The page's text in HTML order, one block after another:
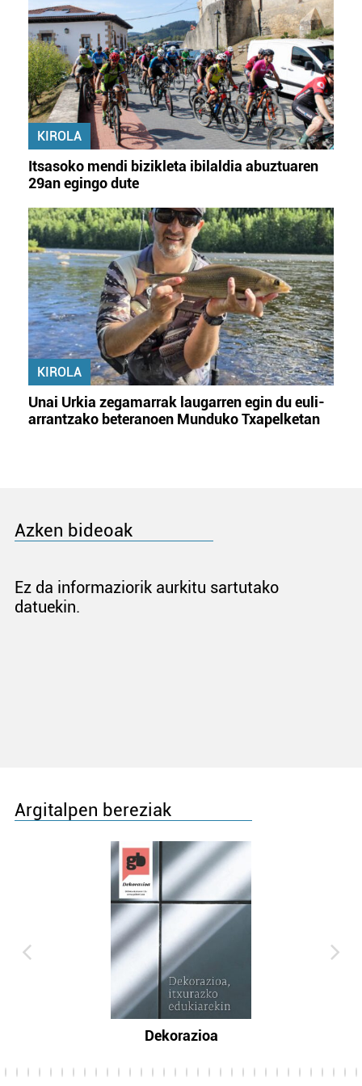
KIROLA
Itsasoko mendi bizikleta ibilaldia abuztuaren
29an egingo dute
KIROLA
Unai Urkia zegamarrak laugarren egin du euli-
arrantzako beteranoen Munduko Txapelketan
Azken bideoak
Ez da informaziorik aurkitu sartutako
datuekin.
Argitalpen bereziak
Dekorazioa